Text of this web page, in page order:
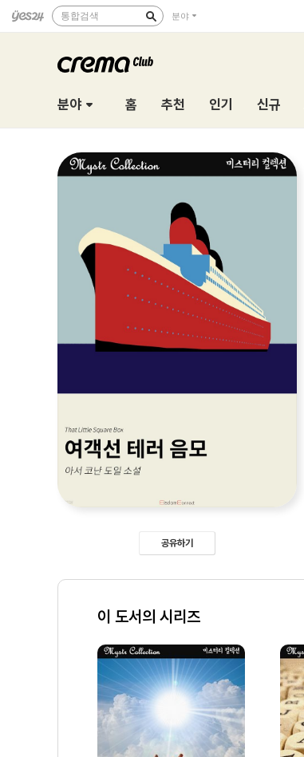
통합검색 분야
분야 홈 추천 인기 신규
공유하기
이 도서의 시리즈